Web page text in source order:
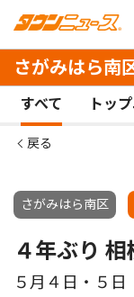
さがみはら南
すべて トッ
戻る
さがみはら南区
４年ぶり
５月４日・５